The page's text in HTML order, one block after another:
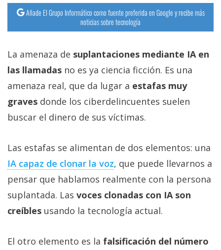
Añade El Grupo Informático como fuente preferida en Google y recibe más
noticias sobre tecnología
La amenaza de suplantaciones mediante IA en
las llamadas no es ya ciencia ficción. Es una
amenaza real, que da lugar a estafas muy
graves donde los ciberdelincuentes suelen
buscar el dinero de sus víctimas.
Las estafas se alimentan de dos elementos: una
IA capaz de clonar la voz‎, que puede llevarnos a
pensar que hablamos realmente con la persona
suplantada. Las voces clonadas con IA son
creíbles usando la tecnología actual.
El otro elemento es la falsificación del número